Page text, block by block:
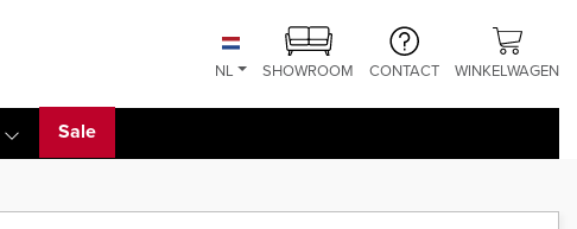
NL SHOWROOM CONTACT WINKELWAGEN
Sale